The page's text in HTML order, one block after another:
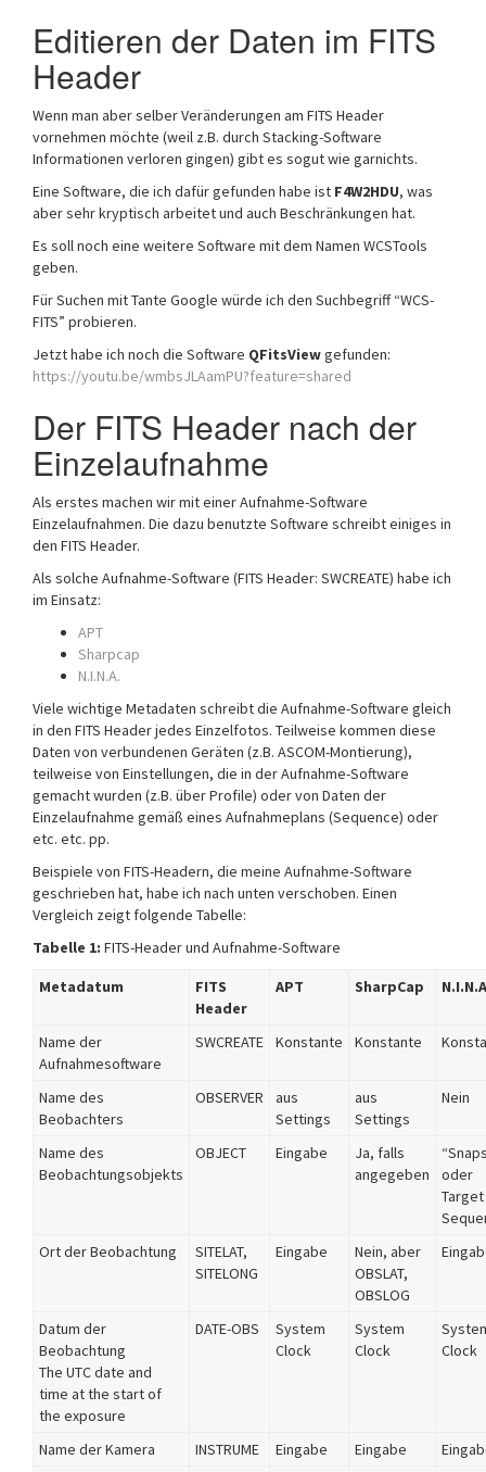
Editieren der Daten im FITS
Header
Wenn man aber selber Veränderungen am FITS Header
vornehmen möchte (weil z.B. durch Stacking-Software
Informationen verloren gingen) gibt es sogut wie garnichts.
Eine Software, die ich dafür gefunden habe ist F4W2HDU, was
aber sehr kryptisch arbeitet und auch Beschränkungen hat.
Es soll noch eine weitere Software mit dem Namen WCSTools
geben.
Für Suchen mit Tante Google würde ich den Suchbegriff “WCS-
FITS” probieren.
Jetzt habe ich noch die Software QFitsViewgefunden:
https://youtu.be/wmbsJLAamPU?feature=shared
Der FITS Header nach der
Einzelaufnahme
Als erstes machen wir mit einer Aufnahme-Software
Einzelaufnahmen. Die dazu benutzte Software schreibt einiges in
den FITS Header.
Als solche Aufnahme-Software (FITS Header: SWCREATE) habe ich
im Einsatz:
APT
Sharpcap
N.I.N.A.
Viele wichtige Metadaten schreibt die Aufnahme-Software gleich
in den FITS Header jedes Einzelfotos. Teilweise kommen diese
Daten von verbundenen Geräten (z.B. ASCOM-Montierung),
teilweise von Einstellungen, die in der Aufnahme-Software
gemacht wurden (z.B. über Profile) oder von Daten der
Einzelaufnahme gemäß eines Aufnahmeplans (Sequence) oder
etc. etc. pp.
Beispiele von FITS-Headern, die meine Aufnahme-Software
geschrieben hat, habe ich nach unten verschoben. Einen
Vergleich zeigt folgende Tabelle:
Tabelle 1: FITS-Header und Aufnahme-Software
Metadatum
FITS
Header
APT SharpCap
Name der
Aufnahmesoftware
SWCREATE Konstante Konstante
Name des
Beobachters
OBSERVER
aus
Settings
aus
Settings
Nein
Name des
Beobachtungsobjekts
OBJECT Eingabe
Ja, falls
angegeben
oder
Ort der Beobachtung
SITELAT,
SITELONG
Eingabe
Nein, aber
OBSLAT,
OBSLOG
Datum der
Beobachtung
The UTC date and
time at the start of
the exposure
DATE-OBS
System
Clock
System
Clock
Clock
Name der Kamera INSTRUME Eingabe Eingabe